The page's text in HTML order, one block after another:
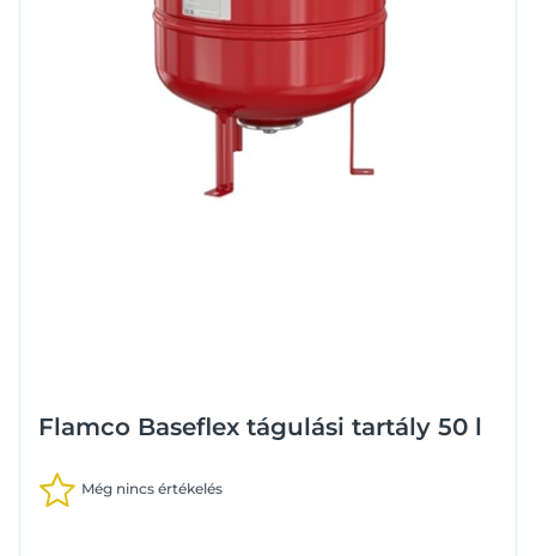
Flamco Baseflex tágulási tartály 50 l
Még nincs értékelés